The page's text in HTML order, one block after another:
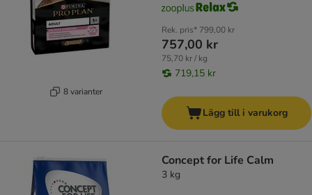
8 varianter
Rek. pris* 799,00 kr
757,00 kr
75,70 kr / kg
719,15 kr
Lägg till i varukorg
Concept for Life Calm
3 kg